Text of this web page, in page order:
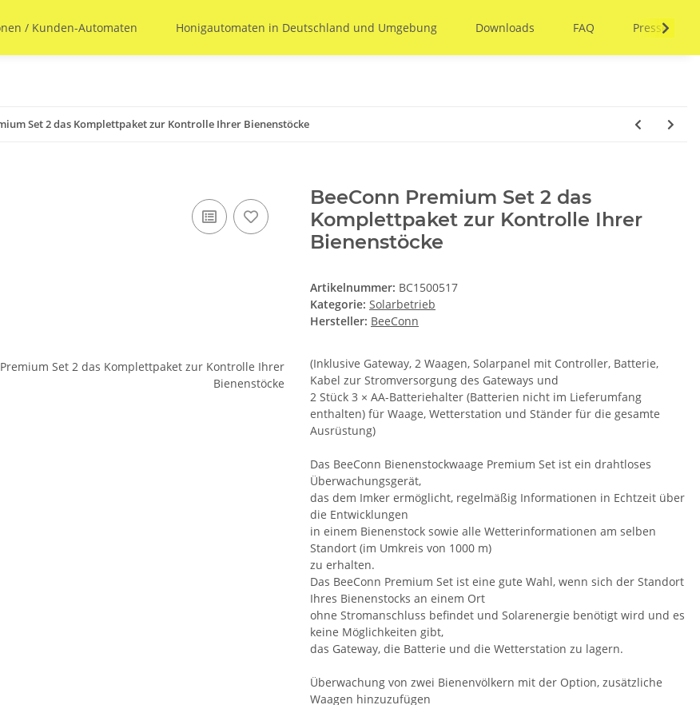
/ Kunden-Automaten Honigautomaten in Deutschland und Umgebung Downloads FAQ Presse
Set 2 das Komplettpaket zur Kontrolle Ihrer Bienenstöcke
BeeConn Premium Set 2 das
Komplettpaket zur Kontrolle Ihrer
Bienenstöcke
Artikelnummer: BC1500517
Kategorie: Solarbetrieb
Hersteller: BeeConn
(Inklusive Gateway, 2 Waagen, Solarpanel mit Controller, Batterie,
Kabel zur Stromversorgung des Gateways und
2 Stück 3 × AA-Batteriehalter (Batterien nicht im Lieferumfang
enthalten) für Waage, Wetterstation und Ständer für die gesamte
Ausrüstung)
Das BeeConn Bienenstockwaage Premium Set ist ein drahtloses
Überwachungsgerät,
das dem Imker ermöglicht, regelmäßig Informationen in Echtzeit über
die Entwicklungen
in einem Bienenstock sowie alle Wetterinformationen am selben
Standort (im Umkreis von 1000 m)
zu erhalten.
Das BeeConn Premium Set ist eine gute Wahl, wenn sich der Standort
Ihres Bienenstocks an einem Ort
ohne Stromanschluss befindet und Solarenergie benötigt wird und es
keine Möglichkeiten gibt,
das Gateway, die Batterie und die Wetterstation zu lagern.
Überwachung von zwei Bienenvölkern mit der Option, zusätzliche
Waagen hinzuzufügen